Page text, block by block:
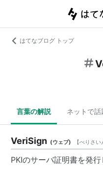
はてなブログ トップ
言葉の解説 ネットで話
VeriSign (ウェブ) 【べりさい
PKIのサーバ証明書を発行